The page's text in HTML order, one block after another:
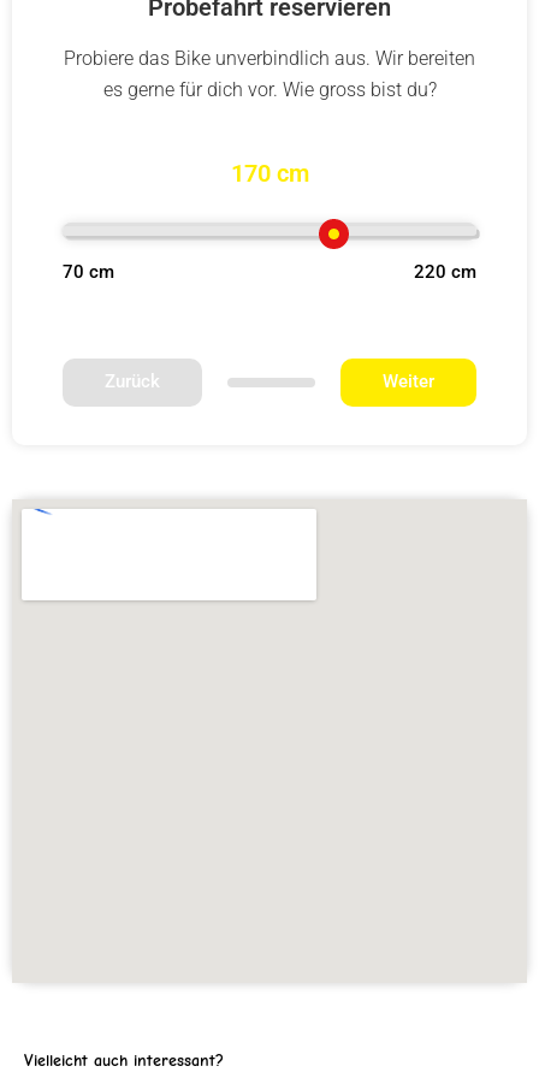
Probefahrt reservieren
Probiere das Bike unverbindlich aus. Wir bereiten
es gerne für dich vor. Wie gross bist du?
170 cm
70 cm 220 cm
Zurück Weiter
Vielleicht auch interessant?